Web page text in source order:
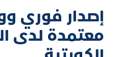
إصدار فوري
معتمدة لدى